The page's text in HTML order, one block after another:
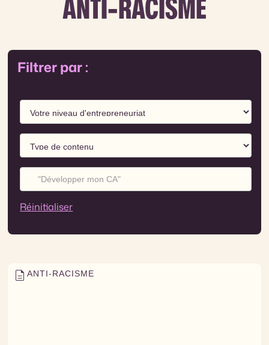
ANTI-RACISME
Filtrer par :
Réinitialiser
ANTI-RACISME